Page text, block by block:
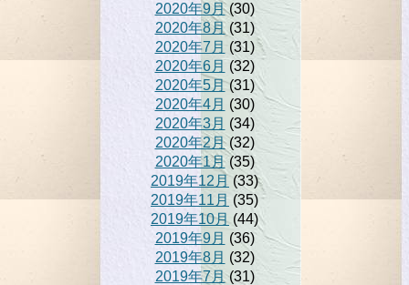
2020年9月(30)
2020年8月(31)
2020年7月 (31)
2020年6月 (32)
2020年5月(31)
2020年4月 (30)
2020年3月 (34)
2020年2月(32)
2020年1月(35)
2019年12月 (33)
2019年11月 (35)
2019年10月 (44)
2019年9月 (36)
2019年8月 (32)
2019年7月 (31)